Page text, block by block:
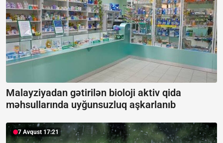
Malayziyadan gətirilən bioloji aktiv qida
məhsullarında uyğunsuzluq aşkarlanıb
7 Avqust 17:21